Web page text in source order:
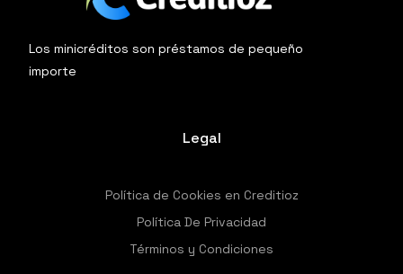
Los minicréditos son préstamos de pequeño
importe
Legal
Política de Cookies en Creditioz
Política De Privacidad
Términos y Condiciones